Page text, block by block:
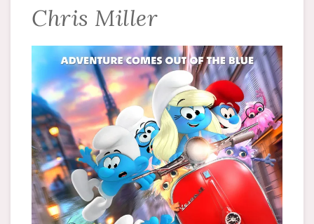
Chris Miller